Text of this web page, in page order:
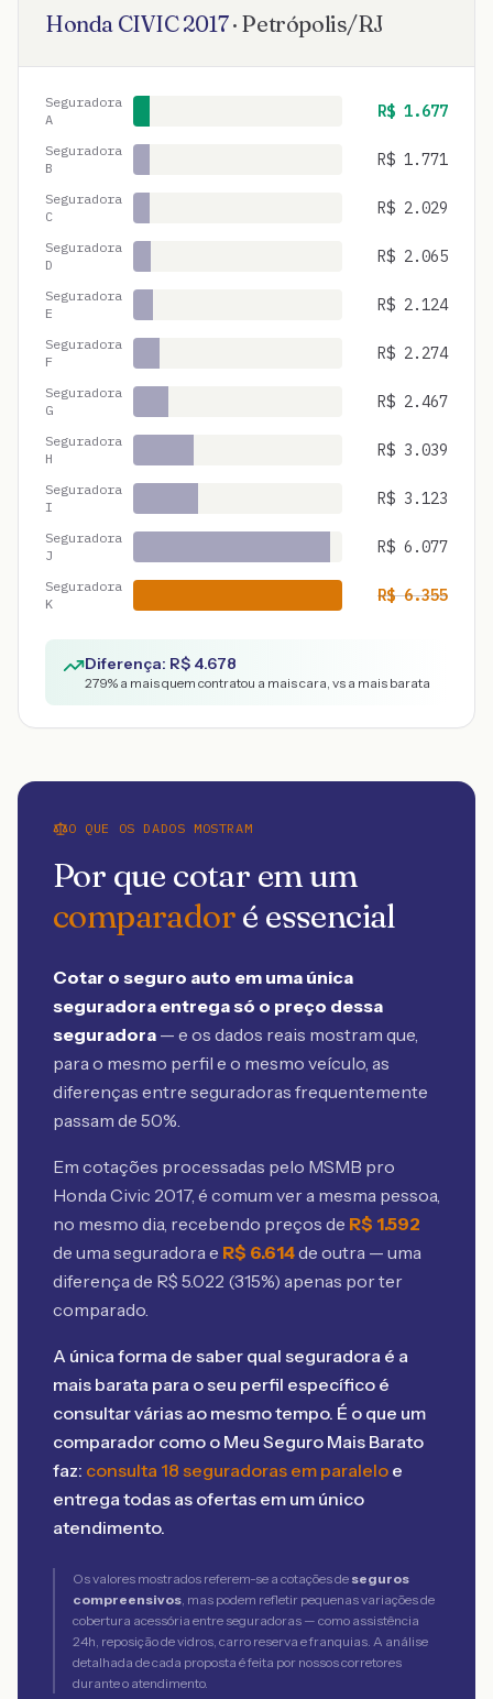
Honda CIVIC2017· Petrópolis/RJ
Seguradora
A
R$ 1.677
Seguradora
B
R$ 1.771
Seguradora
C
R$ 2.029
Seguradora
D
R$ 2.065
Seguradora
E
R$ 2.124
Seguradora
F
R$ 2.274
Seguradora
G
R$ 2.467
Seguradora
H
R$ 3.039
Seguradora
I
R$ 3.123
Seguradora
J
R$ 6.077
Seguradora
K
R$6.355
Diferença: R$ 4.678
279% a mais quem contratou a mais cara, vs a mais barata
O QUE OS DADOS MOSTRAM
Por que cotar em um
comparadoré essencial
Cotar o seguro auto em uma única
seguradora entrega só o preço dessa
seguradora — e os dados reais mostram que,
para o mesmo perfil e o mesmo veículo, as
diferenças entre seguradoras frequentemente
passam de 50%.
Em cotações processadas pelo MSMB pro
Honda Civic 2017, é comum ver a mesma pessoa,
no mesmo dia, recebendo preços de R$ 1.592
de uma seguradora e R$ 6.614de outra — uma
diferença de R$ 5.022 (315%) apenas por ter
comparado.
A única forma de saber qual seguradora é a
mais barata para o seu perfil específico é
consultar várias ao mesmo tempo. É o que um
comparador como o Meu Seguro Mais Barato
faz: consulta 18 seguradoras em paralelo e
entrega todas as ofertas em um único
atendimento.
Os valores mostrados referem-se a cotações de seguros
compreensivos, mas podem refletir pequenas variações de
cobertura acessória entre seguradoras — como assistência
24h, reposição de vidros, carro reserva e franquias. A análise
detalhada de cada proposta é feita por nossos corretores
durante o atendimento.